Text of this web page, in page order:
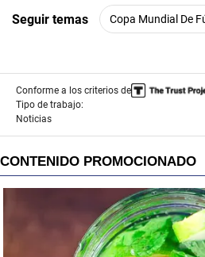
Seguir temas Copa Mundial De
Conforme a los criterios de
Tipo de trabajo:
Noticias